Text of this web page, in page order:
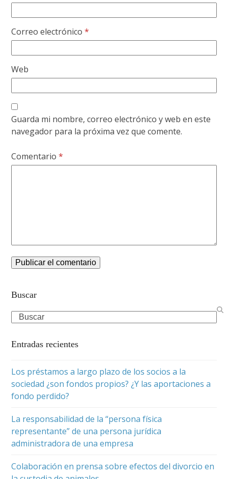
Correo electrónico*
Web
Guarda mi nombre, correo electrónico y web en este
navegador para la próxima vez que comente.
Comentario*
Buscar
Search
Entradas recientes
Los préstamos a largo plazo de los socios a la
sociedad ¿son fondos propios? ¿Y las aportaciones a
fondo perdido?
La responsabilidad de la “persona física
representante” de una persona jurídica
administradora de una empresa
Colaboración en prensa sobre efectos del divorcio en